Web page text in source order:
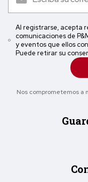
Al registrarse, acepta
comunicaciones de
y eventos que ellos
Puede retirar su
Nos comprometemos a